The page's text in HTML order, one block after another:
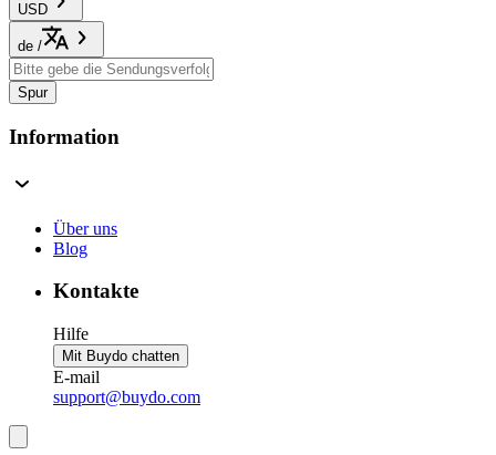
USD
de /
Spur
Information
Über uns
Blog
Kontakte
Hilfe
Mit Buydo chatten
E-mail
support@buydo.com